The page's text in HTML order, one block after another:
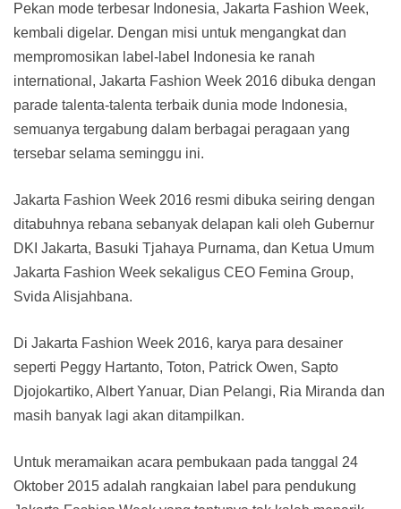
Pekan mode terbesar Indonesia, Jakarta Fashion Week,
kembali digelar. Dengan misi untuk mengangkat dan
mempromosikan label-label Indonesia ke ranah
international, Jakarta Fashion Week 2016 dibuka dengan
parade talenta-talenta terbaik dunia mode Indonesia,
semuanya tergabung dalam berbagai peragaan yang
tersebar selama seminggu ini.
Jakarta Fashion Week 2016 resmi dibuka seiring dengan
ditabuhnya rebana sebanyak delapan kali oleh Gubernur
DKI Jakarta, Basuki Tjahaya Purnama, dan Ketua Umum
Jakarta Fashion Week sekaligus CEO Femina Group,
Svida Alisjahbana.
Di Jakarta Fashion Week 2016, karya para desainer
seperti Peggy Hartanto, Toton, Patrick Owen, Sapto
Djojokartiko, Albert Yanuar, Dian Pelangi, Ria Miranda dan
masih banyak lagi akan ditampilkan.
Untuk meramaikan acara pembukaan pada tanggal 24
Oktober 2015 adalah rangkaian label para pendukung